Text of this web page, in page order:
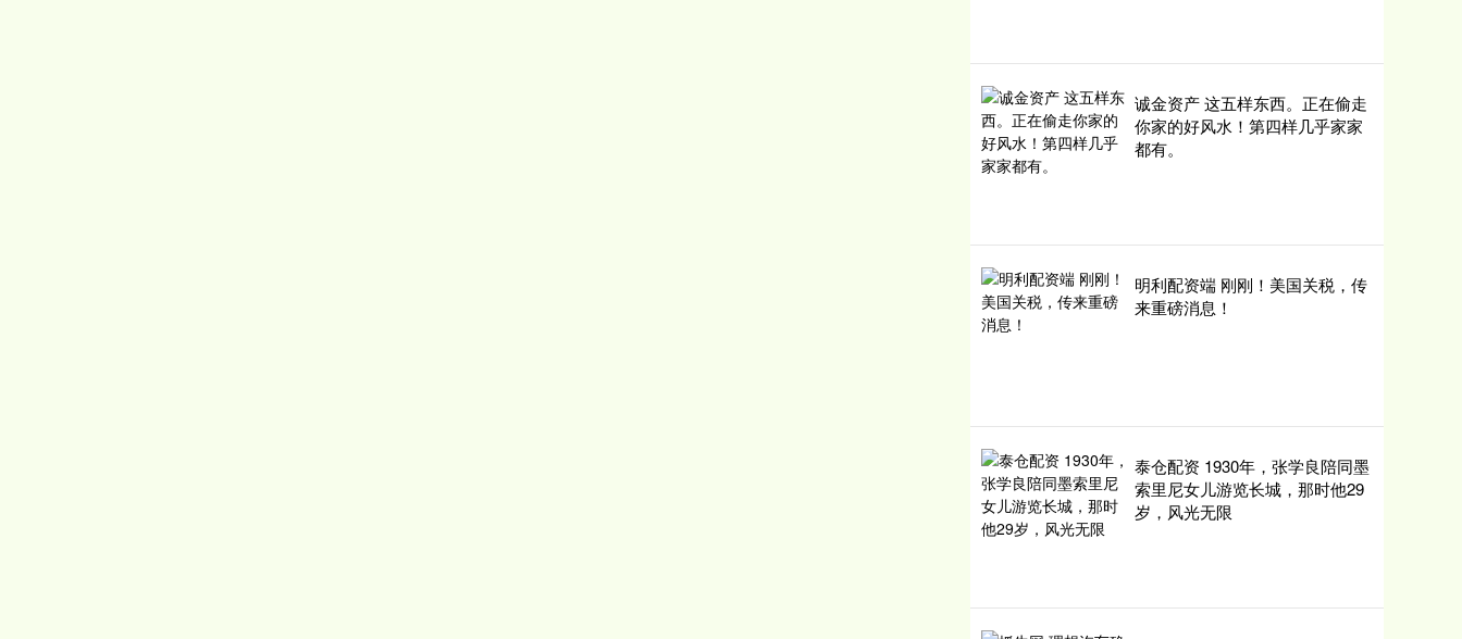
诚金资产 这五样东西。正在偷走
你家的好风水！第四样几乎家家
都有。
明利配资端 刚刚！美国关税，传
来重磅消息！
泰仓配资 1930年，张学良陪同墨
索里尼女儿游览长城，那时他29
岁，风光无限